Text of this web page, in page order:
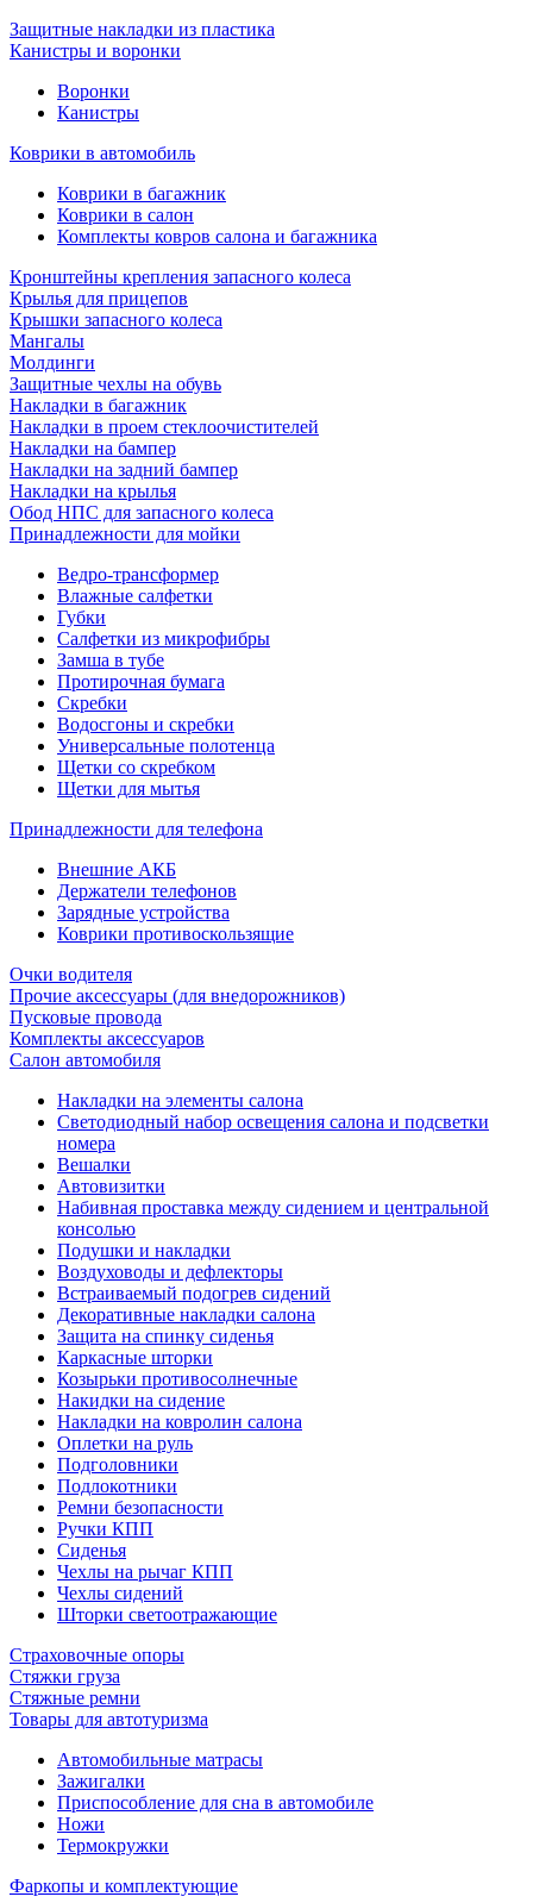
Защитные накладки из пластика
Канистры и воронки
Воронки
Канистры
Коврики в автомобиль
Коврики в багажник
Коврики в салон
Комплекты ковров салона и багажника
Кронштейны крепления запасного колеса
Крылья для прицепов
Крышки запасного колеса
Мангалы
Молдинги
Защитные чехлы на обувь
Накладки в багажник
Накладки в проем стеклоочистителей
Накладки на бампер
Накладки на задний бампер
Накладки на крылья
Обод НПС для запасного колеса
Принадлежности для мойки
Ведро-трансформер
Влажные салфетки
Губки
Салфетки из микрофибры
Замша в тубе
Протирочная бумага
Скребки
Водосгоны и скребки
Универсальные полотенца
Щетки со скребком
Щетки для мытья
Принадлежности для телефона
Внешние АКБ
Держатели телефонов
Зарядные устройства
Коврики противоскользящие
Очки водителя
Прочие аксессуары (для внедорожников)
Пусковые провода
Комплекты аксессуаров
Салон автомобиля
Накладки на элементы салона
Светодиодный набор освещения салона и подсветки
номера
Вешалки
Автовизитки
Набивная проставка между сидением и центральной
консолью
Подушки и накладки
Воздуховоды и дефлекторы
Встраиваемый подогрев сидений
Декоративные накладки салона
Защита на спинку сиденья
Каркасные шторки
Козырьки противосолнечные
Накидки на сидение
Накладки на ковролин салона
Оплетки на руль
Подголовники
Подлокотники
Ремни безопасности
Ручки КПП
Сиденья
Чехлы на рычаг КПП
Чехлы сидений
Шторки светоотражающие
Страховочные опоры
Стяжки груза
Стяжные ремни
Товары для автотуризма
Автомобильные матрасы
Зажигалки
Приспособление для сна в автомобиле
Ножи
Термокружки
Фаркопы и комплектующие